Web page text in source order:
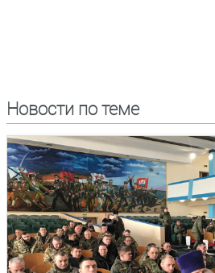
Новости по теме